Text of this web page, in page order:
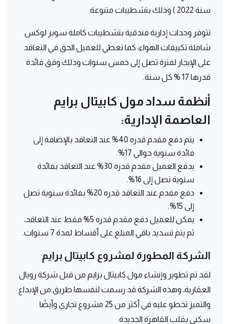
سنة 2022 ) وذلك بتشطيبات متنوعة.
تتوفر وحدات إدارية فندقية بتشطيبات كاملة سوبر لوكس
شاملة تكييفات الهواء، كما تعطي للعميل الحق في التعاقد
على الإيجار لفترة تصل إلى خمس سنوات وذلك وفق فائدة
قدرها 17 % كل سنة.
أنظمة سداد مول كابيتال برايم
العاصمة الإدارية:
يتم دفع مقدم قدره 40% عند التعاقد بالإضافة إلى
فائدة سنوية حوالي 17%.
يدفع العميل مقدم قدره 30% عند التعاقد بفائدة
سنوية تصل إلى 16%.
دفع مقدم عند التعاقد قدره 20% بفائدة سنوية تصل
إلى 15%.
يمكن للعميل دفع مقدم قدره 5% فقط عند التعاقد،
ثم يتم تسديد باقي المبلغ على أقساط لمدة 7 سنوات.
الشركة المطورة لمشروع كابيتال برايم
لقد تم تطوير وإنشاء مول كابيتال برايم من قبل شركة رويال
العقارية، وهذه الشركة قد رسمت لنفسها طريق من الإبداع
والتميز تخطو عليه في أكثر من 25 مشروع تجاري وأيضًا
سكني بقلب القاهرة الجديدة.